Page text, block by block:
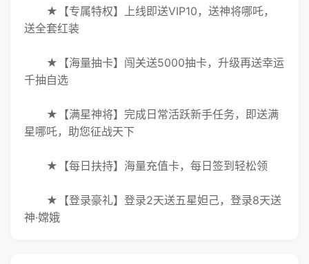
★【专属特权】上线即送VIP10，送神将哪吒，
送全套红装
★【海量抽卡】闯关送5000抽卡，升级再送幸运
千抽自选
★【满星神将】完成日常活跃新手任务，即送满
星哪吒，助您征战天下
★【每日扶持】海量充值卡，每日签到轻松领
★【登录豪礼】登录2天送五星妲己，登录8天送
神·嫦娥